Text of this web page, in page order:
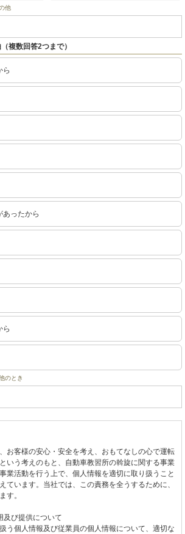
他
複数回答2つまで）
ら
あったから
ら
のとき
お客様の安心・安全を考え、おもてなしの心で運転
いう考えのもと、自動車教習所の斡旋に関する事業
業活動を行う上で、個人情報を適切に取り扱うこと
ています。当社では、この責務を全うするために、
す。
及び提供について
う個人情報及び従業員の個人情報について、適切な